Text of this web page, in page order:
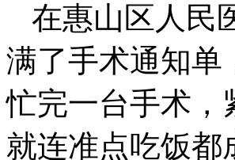
在惠山区人民
满了手术通知单
忙完一台手术，
就连准点吃饭都